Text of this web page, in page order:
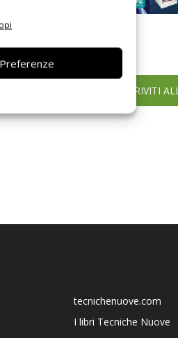
Preferenze
ISCRIVITI
tecnichenuove.com
I libri Tecniche Nuove